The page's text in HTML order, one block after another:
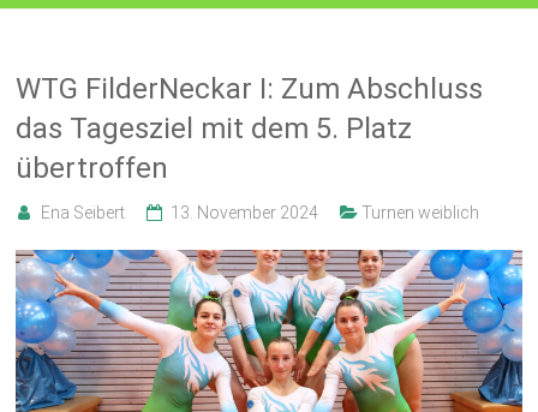
in
WTG FilderNeckar I: Zum Abschluss
das Tagesziel mit dem 5. Platz
übertroffen
Ena Seibert 13. November 2024 Turnen weiblich